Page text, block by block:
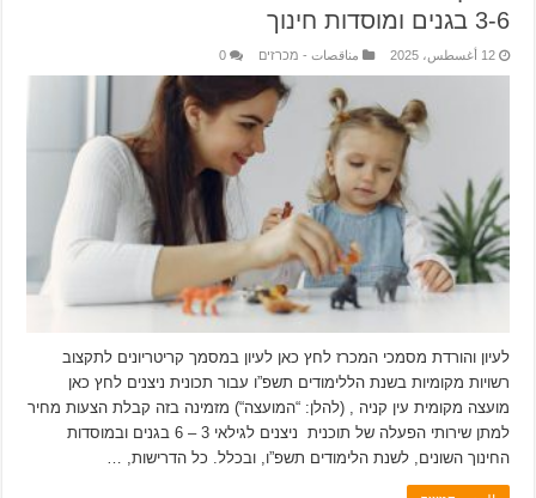
3-6 בגנים ומוסדות חינוך
12 أغسطس، 2025 مناقصات - מכרזים 0
לעיון והורדת מסמכי המכרז לחץ כאן לעיון במסמך קריטריונים לתקצוב
רשויות מקומיות בשנת הללימודים תשפ”ו עבור תכונית ניצנים לחץ כאן
מועצה מקומית עין קניה , (להלן: “המועצה“) מזמינה בזה קבלת הצעות מחיר
למתן שירותי הפעלה של תוכנית ניצנים לגילאי 3 – 6 בגנים ובמוסדות
החינוך השונים, לשנת הלימודים תשפ”ו, ובכלל. כל הדרישות, …